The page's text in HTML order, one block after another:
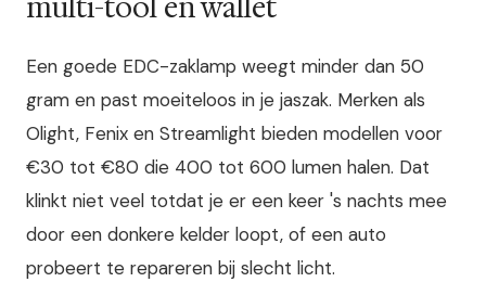
multi-tool en wallet
Een goede EDC-zaklamp weegt minder dan 50
gram en past moeiteloos in je jaszak. Merken als
Olight, Fenix en Streamlight bieden modellen voor
€30 tot €80 die 400 tot 600 lumen halen. Dat
klinkt niet veel totdat je er een keer 's nachts mee
door een donkere kelder loopt, of een auto
probeert te repareren bij slecht licht.